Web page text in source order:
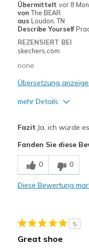
View On Shoes
Übermittelt vor 8
von The BEAR
aus Loudon, TN
Describe Yourself
REZENSIERT BEI
skechers.com
none
Übersetzung
mehr Details
Comfortable
Geeignete
Casual Wear
Fazit Ja, ich würde
Fanden Sie diese
0 0
Diese Bewertung
5
Great shoe